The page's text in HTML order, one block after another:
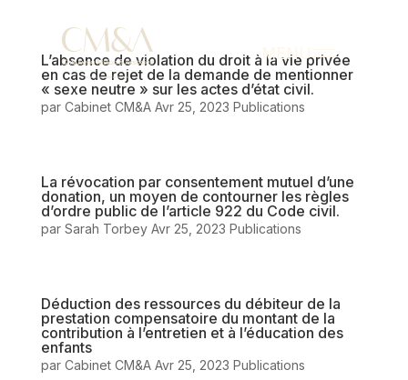
MENU
L’absence de violation du droit à la vie privée
en cas de rejet de la demande de mentionner
« sexe neutre » sur les actes d’état civil.
par Cabinet CM&A Avr 25, 2023 Publications
La révocation par consentement mutuel d’une
donation, un moyen de contourner les règles
d’ordre public de l’article 922 du Code civil.
par Sarah Torbey Avr 25, 2023 Publications
Déduction des ressources du débiteur de la
prestation compensatoire du montant de la
contribution à l’entretien et à l’éducation des
enfants
par Cabinet CM&A Avr 25, 2023 Publications